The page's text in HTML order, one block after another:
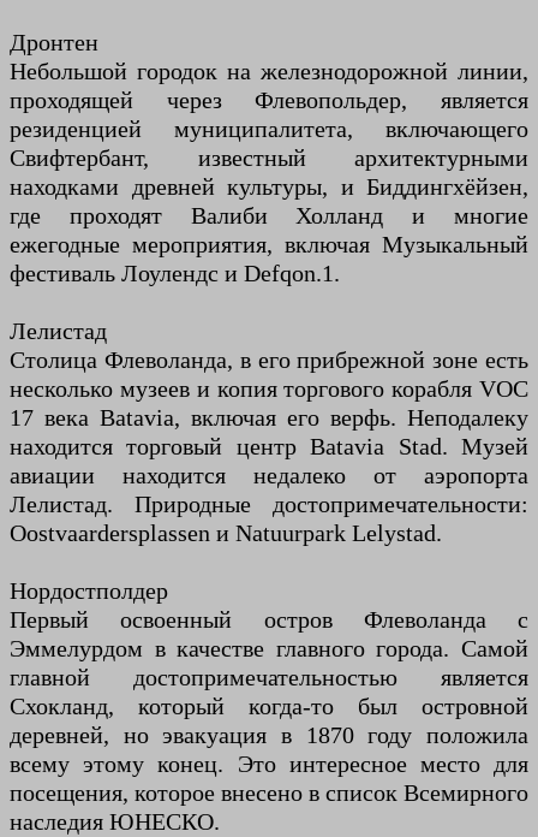
Дронтен
Небольшой городок на железнодорожной линии,
проходящей через Флевопольдер, является
резиденцией муниципалитета, включающего
Свифтербант, известный архитектурными
находками древней культуры, и Биддингхёйзен,
где проходят Валиби Холланд и многие
ежегодные мероприятия, включая Музыкальный
фестиваль Лоулендс и Defqon.1.
Лелистад
Столица Флеволанда, в его прибрежной зоне есть
несколько музеев и копия торгового корабля VOC
17 века Batavia, включая его верфь. Неподалеку
находится торговый центр Batavia Stad. Музей
авиации находится недалеко от аэропорта
Лелистад. Природные достопримечательности:
Oostvaardersplassen и Natuurpark Lelystad.
Нордостполдер
Первый освоенный остров Флеволанда с
Эммелурдом в качестве главного города. Самой
главной достопримечательностью является
Схокланд, который когда-то был островной
деревней, но эвакуация в 1870 году положила
всему этому конец. Это интересное место для
посещения, которое внесено в список Всемирного
наследия ЮНЕСКО.